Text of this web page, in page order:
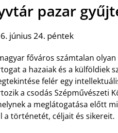
pazar
június 24. péntek
főváros számtalan
a hazaiak és a külföldiek
felér egy
a csodás Szépművészeti
a meglátogatása előtt
a történetét, céljait és sikereit.